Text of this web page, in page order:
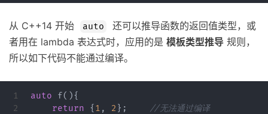
从 C++14 开始 auto
还可以推导函数的返回值类型，或
者用在 lambda 表达式时，应用的是 模板类型推导 规则，
所以如下代码不能通过编译。
1
2
auto f(){
return
{ 1 , 2 };
//无法通过编译